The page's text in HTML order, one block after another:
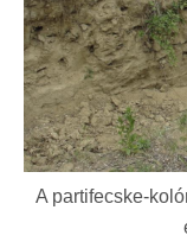
A partifecske-